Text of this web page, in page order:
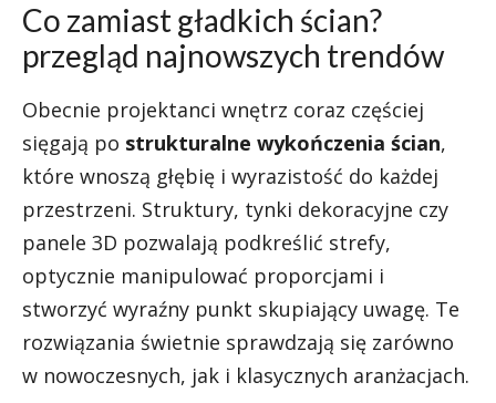
Co zamiast gładkich ścian?
przegląd najnowszych trendów
Obecnie projektanci wnętrz coraz częściej
sięgają po strukturalne wykończenia ścian,
które wnoszą głębię i wyrazistość do każdej
przestrzeni. Struktury, tynki dekoracyjne czy
panele 3D pozwalają podkreślić strefy,
optycznie manipulować proporcjami i
stworzyć wyraźny punkt skupiający uwagę. Te
rozwiązania świetnie sprawdzają się zarówno
w nowoczesnych, jak i klasycznych aranżacjach.